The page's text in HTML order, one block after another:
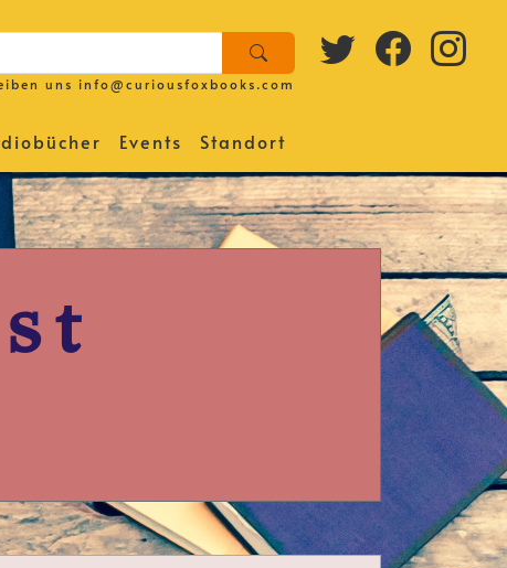
uns info@curiousfoxbooks.com
Events Standort